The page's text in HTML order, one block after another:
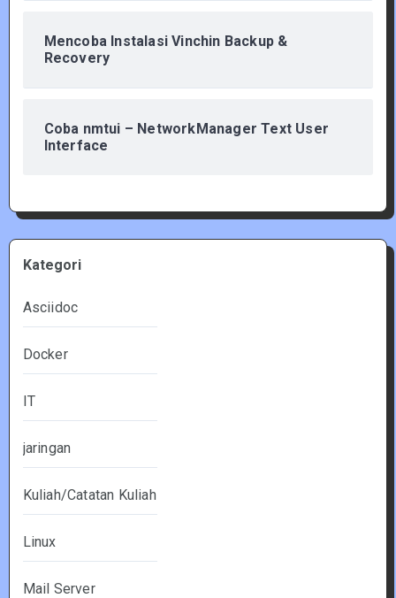
Mencoba Instalasi Vinchin Backup &
Recovery
Coba nmtui – NetworkManager Text User
Interface
Kategori
Asciidoc
Docker
IT
jaringan
Kuliah/Catatan Kuliah
Linux
Mail Server